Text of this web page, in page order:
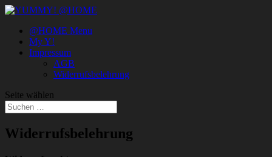
@HOME Menu
My Y!
Impressum
AGB
Widerrufsbelehrung
Seite wählen
Widerrufsbelehrung